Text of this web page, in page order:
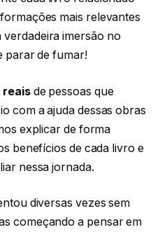
mais relevantes
imersão no
parar de fumar!
reaisde pessoas que
com a ajuda dessas obras
explicar de forma
benefícios de cada livro e
nessa jornada.
diversas vezes sem
começando a pensar em